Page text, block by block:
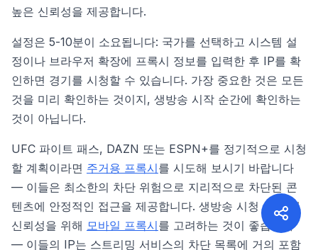
높은 신뢰성을 제공합니다.
설정은 5-10분이 소요됩니다: 국가를 선택하고 시스템 설
정이나 브라우저 확장에 프록시 정보를 입력한 후 IP를 확
인하면 경기를 시청할 수 있습니다. 가장 중요한 것은 모든
것을 미리 확인하는 것이지, 생방송 시작 순간에 확인하는
것이 아닙니다.
UFC 파이트 패스, DAZN 또는 ESPN+를 정기적으로 시청
할 계획이라면 주거용 프록시를 시도해 보시기 바랍니다
— 이들은 최소한의 차단 위험으로 지리적으로 차단된 콘
텐츠에 안정적인 접근을 제공합니다. 생방송 시청 시 최대
신뢰성을 위해 모바일 프록시를 고려하는 것이 좋습니다
— 이들의 IP는 스트리밍 서비스의 차단 목록에 거의 포함